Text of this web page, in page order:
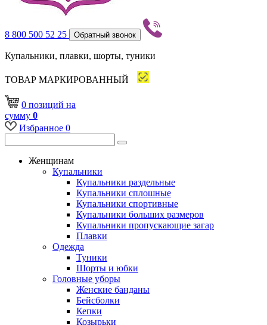
8 800 500 52 25 Обратный звонок
Купальники, плавки, шорты, туники
ТОВАР МАРКИРОВАННЫЙ
0 позиций на
сумму 0
Избранное 0
Женщинам
Купальники
Купальники раздельные
Купальники сплошные
Купальники спортивные
Купальники больших размеров
Купальники пропускающие загар
Плавки
Одежда
Туники
Шорты и юбки
Головные уборы
Женские банданы
Бейсболки
Кепки
Козырьки